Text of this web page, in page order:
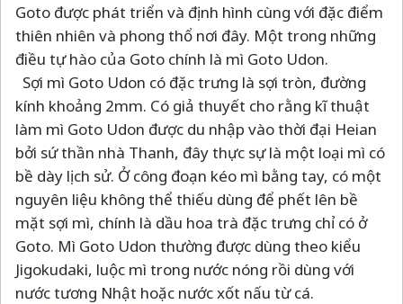
Goto được phát triển và định hình cùng với đặc điểm
thiên nhiên và phong thổ nơi đây. Một trong những
điều tự hào của Goto chính là mì Goto Udon.
Sợi mì Goto Udon có đặc trưng là sợi tròn, đường
kính khoảng 2mm. Có giả thuyết cho rằng kĩ thuật
làm mì Goto Udon được du nhập vào thời đại Heian
bởi sứ thần nhà Thanh, đây thực sự là một loại mì có
bề dày lịch sử. Ở công đoạn kéo mì bằng tay, có một
nguyên liệu không thể thiếu dùng để phết lên bề
mặt sợi mì, chính là dầu hoa trà đặc trưng chỉ có ở
Goto. Mì Goto Udon thường được dùng theo kiểu
Jigokudaki, luộc mì trong nước nóng rồi dùng với
nước tương Nhật hoặc nước xốt nấu từ cá.